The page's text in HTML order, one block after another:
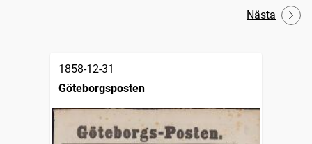
Nästa
1858-12-31
Göteborgsposten